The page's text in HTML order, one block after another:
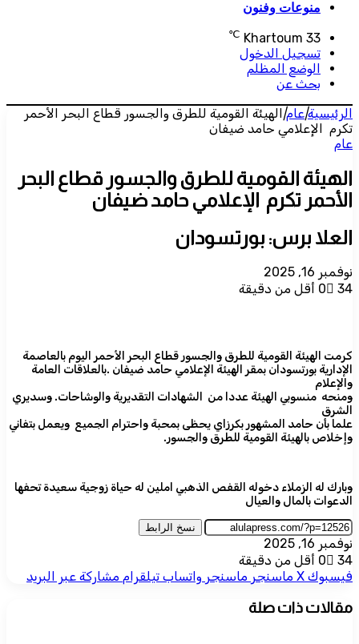
منوعات وفنون
Khartoum 33
℃
تسجيل الدخول
الوضع المظلم
بحث عن
الرئيسية|عام| الهيئة القومية للطرق والجسور قطاع البحر الأحمر
تكرم الإعلامي حامد ضيفان
عام
الهيئة القومية للطرق والجسور قطاع البحر
الأحمر تكرم الإعلامي حامد ضيفان
العلا برس: بورتسودان
نوفمبر 16, 2025
0
34 أقل من دقيقة
كرمت الهيئة القومية للطرق والجسور قطاع البحر الأحمر اليوم بالعاصمة
الإدارية بورتسودان بمقر الهيئة الإعلامي حامد ضيفان .بالعلاقات العامة
والإعلام
ومنحه منسوبي الهيئة عددا من الشهادات التقديرية والوشاحات. وسديري
الشرق
علما بأن حامد المشهور بكرزاي يحظى بمحبة واحترام الجميع ويعمل بتفاني
وإخلاص بالهيئة القومية للطرق والجسور.
وبارك له الزملاء دخوله القفص الذهبي املين له حياة زوجية سعيدة تحفها
الدعوات بالمال والعيال
نسخ الرابط
نوفمبر 16, 2025
0
34
أقل من دقيقة
فيسبوك ‫X ماسنجر ماسنجر واتساب تيلقرام مشاركة عبر البريد
مقالات ذات صلة